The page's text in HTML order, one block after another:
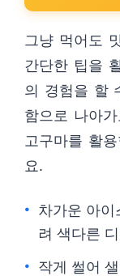
그냥 먹어도
간단한 팁을
의 경험을 할
함으로 나아
고구마를 활
요.
차가운 아
려 색다른
작게 썰어